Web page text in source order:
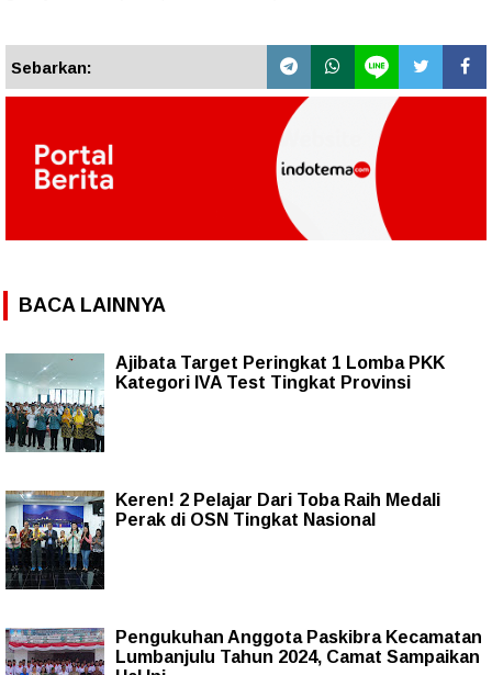
Sebarkan:
BACA LAINNYA
Ajibata Target Peringkat 1 Lomba PKK
Kategori IVA Test Tingkat Provinsi
Keren! 2 Pelajar Dari Toba Raih Medali
Perak di OSN Tingkat Nasional
Pengukuhan Anggota Paskibra Kecamatan
Lumbanjulu Tahun 2024, Camat Sampaikan